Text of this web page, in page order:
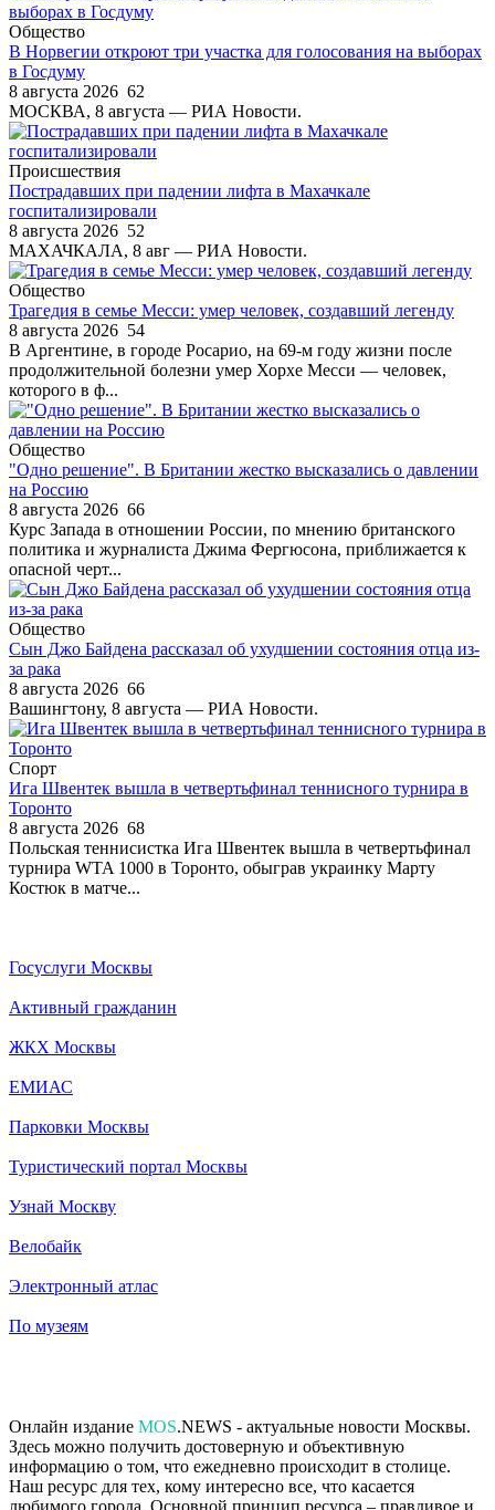
Общество
В Норвегии откроют три участка для голосования на выборах
в Госдуму
8 августа 2026 62
МОСКВА, 8 августа — РИА Новости.
Происшествия
Пострадавших при падении лифта в Махачкале
госпитализировали
8 августа 2026 52
МАХАЧКАЛА, 8 авг — РИА Новости.
Общество
Трагедия в семье Месси: умер человек, создавший легенду
8 августа 2026 54
В Аргентине, в городе Росарио, на 69-м году жизни после
продолжительной болезни умер Хорхе Месси — человек,
которого в ф...
Общество
"Одно решение". В Британии жестко высказались о давлении
на Россию
8 августа 2026 66
Курс Запада в отношении России, по мнению британского
политика и журналиста Джима Фергюсона, приближается к
опасной черт...
Общество
Сын Джо Байдена рассказал об ухудшении состояния отца из-
за рака
8 августа 2026 66
Вашингтону, 8 августа — РИА Новости.
Спорт
Ига Швентек вышла в четвертьфинал теннисного турнира в
Торонто
8 августа 2026 68
Польская теннисистка Ига Швентек вышла в четвертьфинал
турнира WTA 1000 в Торонто, обыграв украинку Марту
Костюк в матче...
Госуслуги Москвы
Активный гражданин
ЖКХ Москвы
ЕМИАС
Парковки Москвы
Туристический портал Москвы
Узнай Москву
Велобайк
Электронный атлас
По музеям
Онлайн издание MOS.NEWS - актуальные новости Москвы.
Здесь можно получить достоверную и объективную
информацию о том, что ежедневно происходит в столице.
Наш ресурс для тех, кому интересно все, что касается
любимого города. Основной принцип ресурса – правдивое и